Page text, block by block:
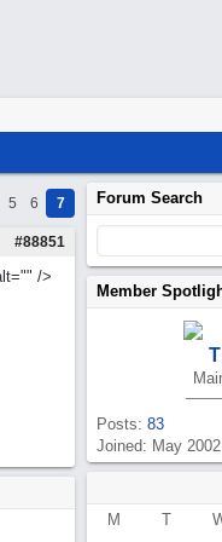
5 6 7
#88851
/>
Forum Search
Member
Posts: 83
Joined: May 2002
M T